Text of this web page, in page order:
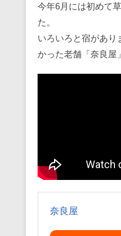
今年6月には初めて
た。
いろいろと宿があり
かった老舗「奈良屋
奈良屋